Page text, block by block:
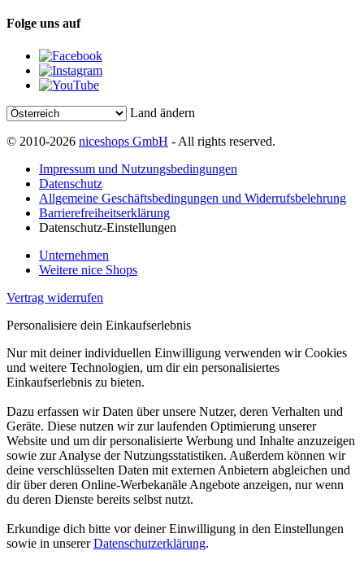
Folge uns auf
Land ändern
© 2010-2026 niceshops GmbH - All rights reserved.
Impressum und Nutzungsbedingungen
Datenschutz
Allgemeine Geschäftsbedingungen und Widerrufsbelehrung
Barrierefreiheitserklärung
Datenschutz-Einstellungen
Unternehmen
Weitere nice Shops
Vertrag widerrufen
Personalisiere dein Einkaufserlebnis
Nur mit deiner individuellen Einwilligung verwenden wir Cookies
und weitere Technologien, um dir ein personalisiertes
Einkaufserlebnis zu bieten.
Dazu erfassen wir Daten über unsere Nutzer, deren Verhalten und
Geräte. Diese nutzen wir zur laufenden Optimierung unserer
Website und um dir personalisierte Werbung und Inhalte anzuzeigen
sowie zur Analyse der Nutzungsstatistiken. Außerdem können wir
deine verschlüsselten Daten mit externen Anbietern abgleichen und
dir über deren Online-Werbekanäle Angebote anzeigen, nur wenn
du deren Dienste bereits selbst nutzt.
Erkundige dich bitte vor deiner Einwilligung in den Einstellungen
sowie in unsererDatenschutzerklärung.